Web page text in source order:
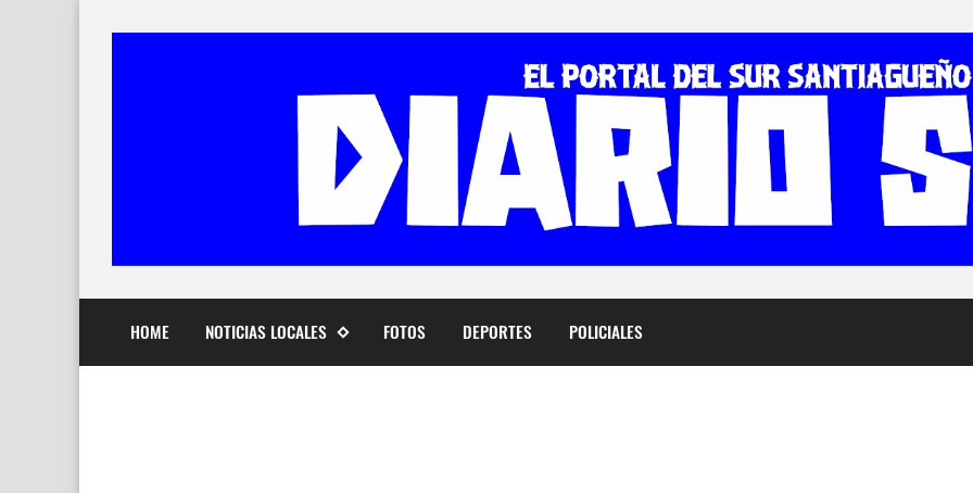
HOME NOTICIAS LOCALES FOTOS DEPORTES POLICIALES